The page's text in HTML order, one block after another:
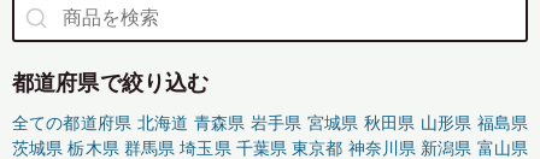
都道府県で絞り込む
全ての都道府県 北海道 青森県 岩手県 宮城県 秋田県 山形県 福島県
茨城県 栃木県 群馬県 埼玉県 千葉県 東京都 神奈川県 新潟県 富山県